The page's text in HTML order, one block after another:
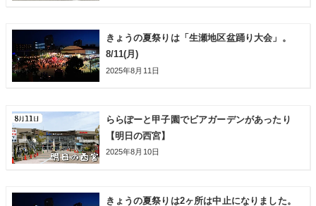
きょうの夏祭りは「生瀬地区盆踊り大会」。
8/11(月)
2025年8月11日
ららぽーと甲子園でビアガーデンがあったり
【明日の西宮】
2025年8月10日
きょうの夏祭りは2ヶ所は中止になりました。